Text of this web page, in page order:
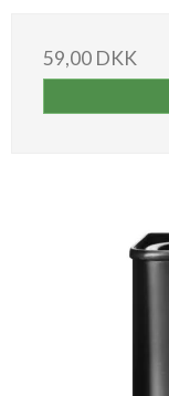
59,00 DKK